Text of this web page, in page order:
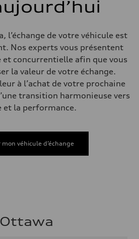
with speed-sensitive power assist
l’échange de votre véhicule est
Nos experts vous présentent
concurrentielle afin que vous
la valeur de votre échange.
à l’achat de votre prochaine
transition harmonieuse vers
et la performance.
mon véhicule d’échange